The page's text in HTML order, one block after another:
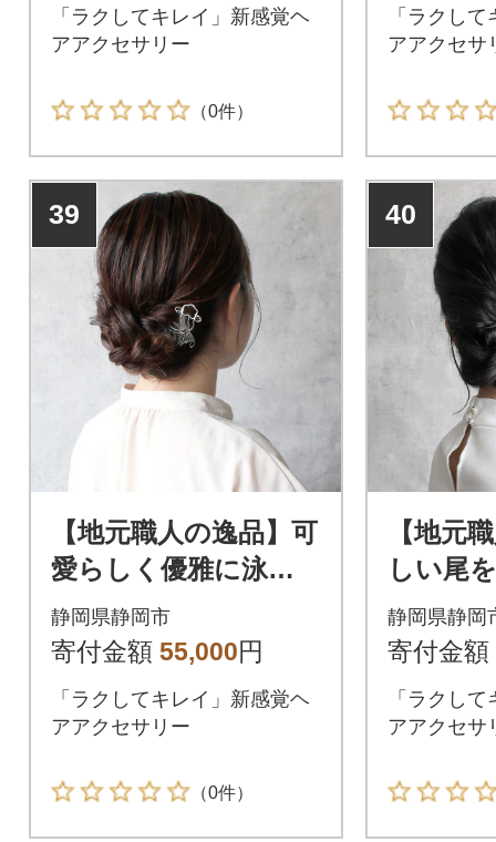
「ラクしてキレイ」新感覚ヘ
アアクセサリー
（0件）
「ラクし
アアクセサ
39
【地元職人の逸品】可
愛らしく優雅に泳ぐ
金魚 かんざし「出目
金」
静岡県静岡市
寄付金額 55,000円
「ラクしてキレイ」新感覚ヘ
アアクセサリー
（0件）
40
【地元
しい尾
ったり
琉金
静岡県静岡
寄付金額
「ラクし
アアクセサ